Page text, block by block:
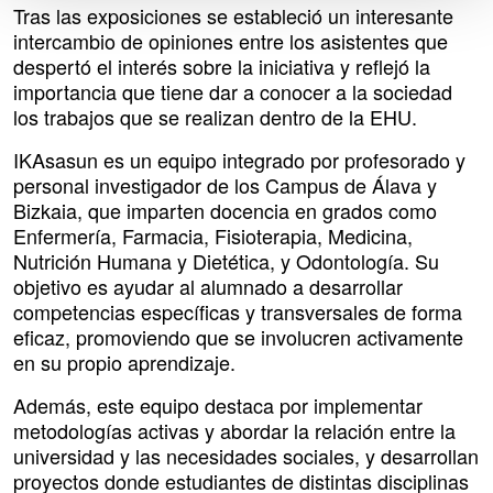
Tras las exposiciones se estableció un interesante
intercambio de opiniones entre los asistentes que
despertó el interés sobre la iniciativa y reflejó la
importancia que tiene dar a conocer a la sociedad
los trabajos que se realizan dentro de la EHU.
IKAsasun es un equipo integrado por profesorado y
personal investigador de los Campus de Álava y
Bizkaia, que imparten docencia en grados como
Enfermería, Farmacia, Fisioterapia, Medicina,
Nutrición Humana y Dietética, y Odontología. Su
objetivo es ayudar al alumnado a desarrollar
competencias específicas y transversales de forma
eficaz, promoviendo que se involucren activamente
en su propio aprendizaje.
Además, este equipo destaca por implementar
metodologías activas y abordar la relación entre la
universidad y las necesidades sociales, y desarrollan
proyectos donde estudiantes de distintas disciplinas